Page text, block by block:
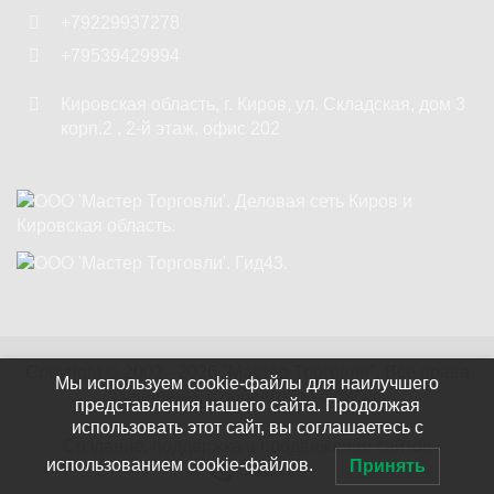
Copyright © "Мастер Торговли"
защищены.
Сообщить об ошибке.
Создание, поддержка и продвижение сайтов
Мы используем cookie-файлы для наилучшего
представления нашего сайта. Продолжая
использовать этот сайт, вы соглашаетесь с
использованием cookie-файлов. Принять